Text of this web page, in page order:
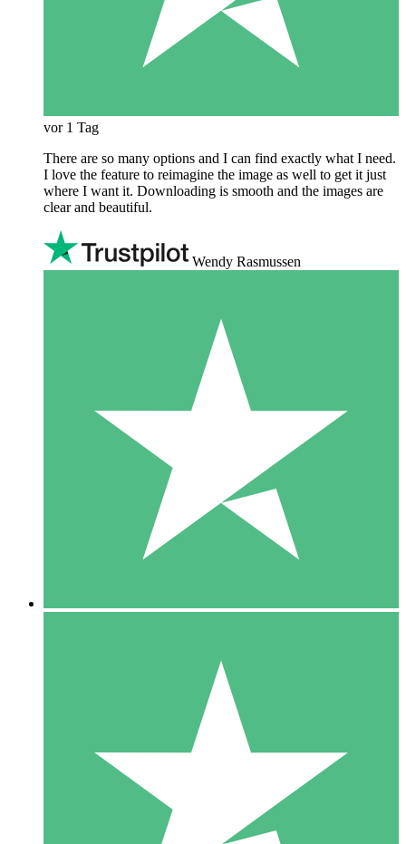
vor 1 Tag
There are so many options and I can find exactly what I need.
I love the feature to reimagine the image as well to get it just
where I want it. Downloading is smooth and the images are
clear and beautiful.
Wendy Rasmussen